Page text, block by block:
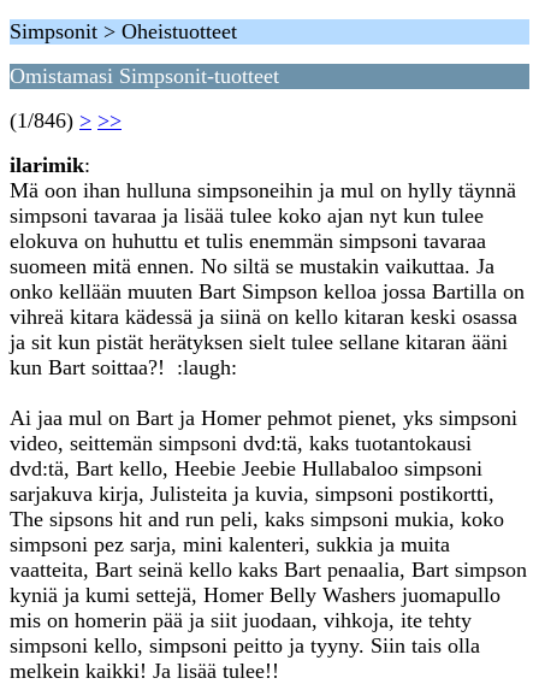
Simpsonit > Oheistuotteet
Omistamasi Simpsonit-tuotteet
(1/846) > >>
ilarimik:
Mä oon ihan hulluna simpsoneihin ja mul on hylly täynnä
simpsoni tavaraa ja lisää tulee koko ajan nyt kun tulee
elokuva on huhuttu et tulis enemmän simpsoni tavaraa
suomeen mitä ennen. No siltä se mustakin vaikuttaa. Ja
onko kellään muuten Bart Simpson kelloa jossa Bartilla on
vihreä kitara kädessä ja siinä on kello kitaran keski osassa
ja sit kun pistät herätyksen sielt tulee sellane kitaran ääni
kun Bart soittaa?! :laugh:
Ai jaa mul on Bart ja Homer pehmot pienet, yks simpsoni
video, seittemän simpsoni dvd:tä, kaks tuotantokausi
dvd:tä, Bart kello, Heebie Jeebie Hullabaloo simpsoni
sarjakuva kirja, Julisteita ja kuvia, simpsoni postikortti,
The sipsons hit and run peli, kaks simpsoni mukia, koko
simpsoni pez sarja, mini kalenteri, sukkia ja muita
vaatteita, Bart seinä kello kaks Bart penaalia, Bart simpson
kyniä ja kumi settejä, Homer Belly Washers juomapullo
mis on homerin pää ja siit juodaan, vihkoja, ite tehty
simpsoni kello, simpsoni peitto ja tyyny. Siin tais olla
melkein kaikki! Ja lisää tulee!!